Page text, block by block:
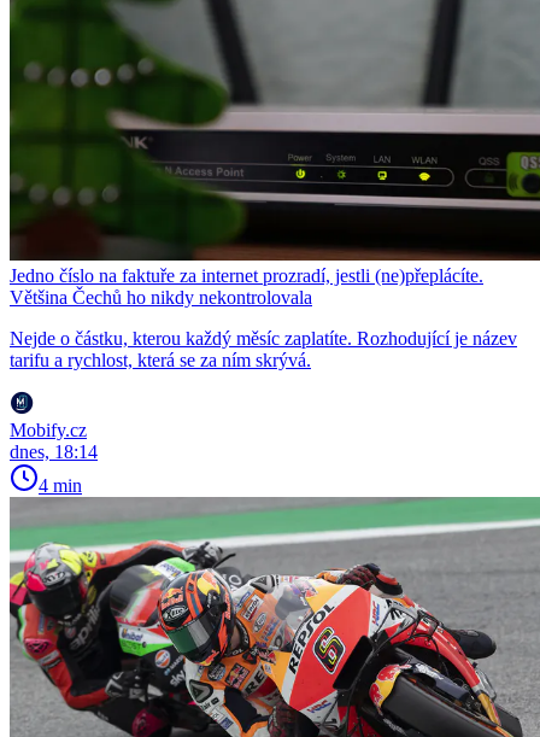
Jedno číslo na faktuře za internet prozradí, jestli (ne)přeplácíte.
Většina Čechů ho nikdy nekontrolovala
Nejde o částku, kterou každý měsíc zaplatíte. Rozhodující je název
tarifu a rychlost, která se za ním skrývá.
Mobify.cz
dnes, 18:14
4 min